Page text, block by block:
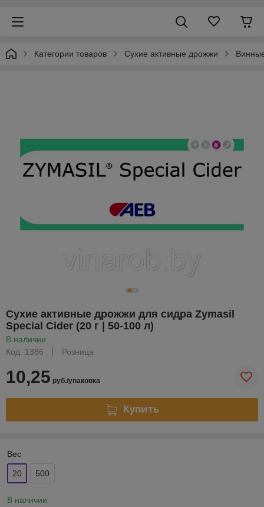
Категории товаров Сухие активные дрожжи
Сухие активные дрожжи для сидра Zymasil
Special Cider (20 г | 50-100 л)
В наличии
Код: 1386
Розница
10,25 руб./упаковка
Купить
Вес
20 500
В наличии